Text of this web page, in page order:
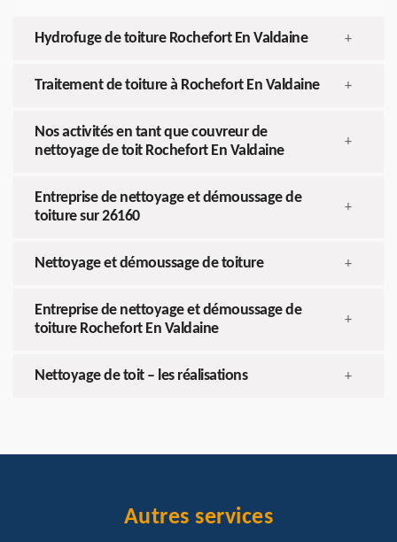
Hydrofuge de toiture Rochefort En Valdaine +
Traitement de toiture à Rochefort En Valdaine +
Nos activités en tant que couvreur de
nettoyage de toit Rochefort En Valdaine
+
Entreprise de nettoyage et démoussage de
toiture sur 26160
+
Nettoyage et démoussage de toiture +
Entreprise de nettoyage et démoussage de
toiture Rochefort En Valdaine
+
Nettoyage de toit – les réalisations +
Autres services